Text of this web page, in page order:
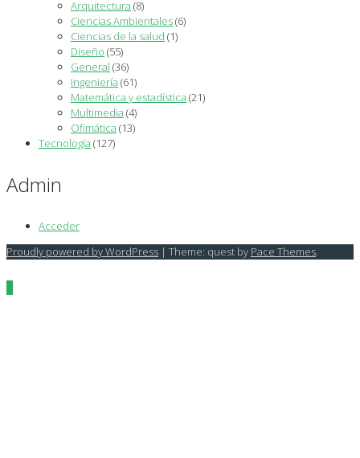
Arquitectura (8)
Ciencias Ambientales(6)
Ciencias de la salud (1)
Diseño (55)
General (36)
Ingeniería (61)
Matemática y estadística (21)
Multimedia (4)
Ofimática (13)
Tecnología (127)
Admin
Acceder
Proudly powered by WordPress | Theme: quest by Pace Themes.